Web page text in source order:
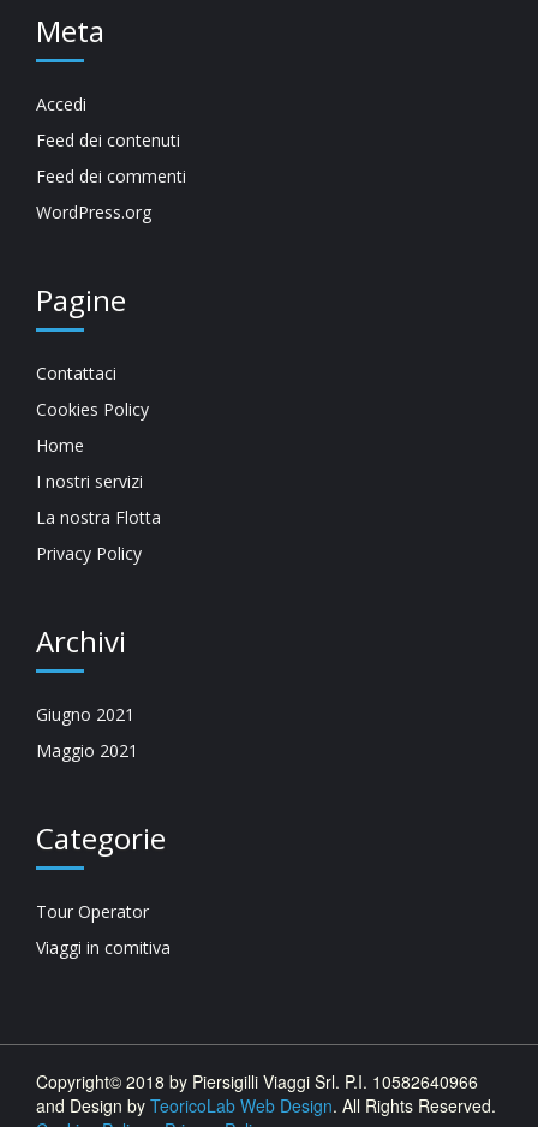
Meta
Accedi
Feed dei contenuti
Feed dei commenti
WordPress.org
Pagine
Contattaci
Cookies Policy
Home
I nostri servizi
La nostra Flotta
Privacy Policy
Archivi
Giugno 2021
Maggio 2021
Categorie
Tour Operator
Viaggi in comitiva
Copyright© 2018 by Piersigilli Viaggi Srl. P.I. 10582640966
and Design by TeoricoLab Web Design. All Rights Reserved.